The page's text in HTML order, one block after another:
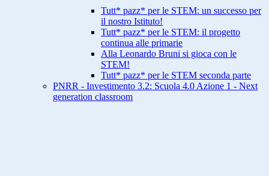
Tutt* pazz* per le STEM: un successo per
il nostro Istituto!
Tutt* pazz* per le STEM: il progetto
continua alle primarie
Alla Leonardo Bruni si gioca con le
STEM!
Tutt* pazz* per le STEM seconda parte
PNRR - Investimento 3.2: Scuola 4.0 Azione 1 - Next
generation classroom